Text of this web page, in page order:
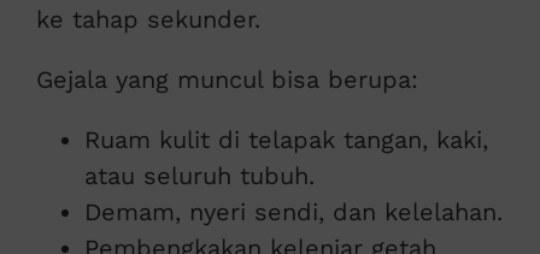
ke tahap sekunder.
Gejala yang muncul bisa berupa:
Ruam kulit di telapak tangan, kaki,
atau seluruh tubuh.
Demam, nyeri sendi, dan kelelahan.